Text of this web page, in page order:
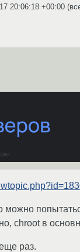
20:06:18 +00:00
можно
chroot в
раз.